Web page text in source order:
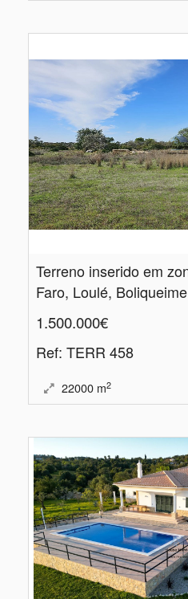
Faro, Loulé, Boliqueime
1.500.000€
Ref: TERR 458
22000 m2